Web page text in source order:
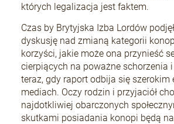
których legalizacja jest faktem.
Czas by Brytyjska Izba Lordów
dyskusję nad zmianą kategorii
korzyści, jakie może ona przynieść
cierpiących na poważne schorzenia
teraz, gdy raport odbija się szerokim
mediach. Oczy rodzin i przyjaciół
najdotkliwiej obarczonych
skutkami posiadania konopi będą